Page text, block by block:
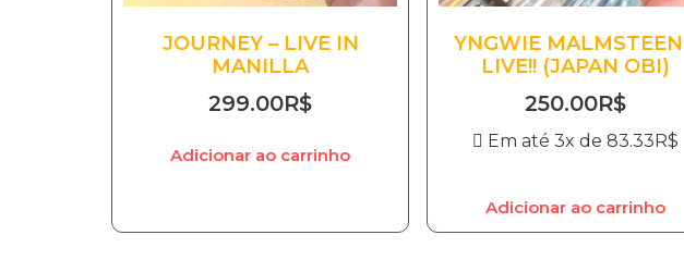
JOURNEY – LIVE IN
MANILLA
299.00R$
Adicionar ao carrinho
YNGWIE MALMSTEEN
LIVE!! (JAPAN OBI)
250.00R$
Em até 3x de 83.33R$
Adicionar ao carrinho